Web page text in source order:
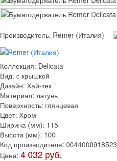
Производитель: Remer (Италия)
Коллекция: Delicata
Вид: с крышкой
Дизайн: Хай-тек
Материал: латунь
Поверхность: глянцевая
Цвет: Хром
Ширина (мм): 115
Высота (мм): 100
Код производителя: 0044000918523
Цена: 4 032 руб.